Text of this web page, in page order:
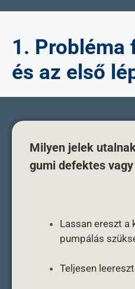
1. Probléma
és az első
Milyen jelek
gumi defektes
Lassan ereszt a
pumpálás
Teljesen